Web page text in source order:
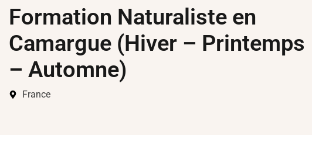
Formation Naturaliste en
Camargue (Hiver – Printemps
– Automne)
France